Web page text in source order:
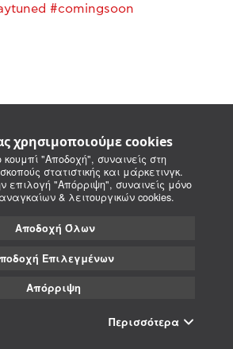
χρησιμοποιούμε cookies
κουμπί "Αποδοχή", συναινείς στη
στατιστικής και μάρκετινγκ.
επιλογή "Απόρριψη", συναινείς μόνο
& λειτουργικών cookies.
Αποδοχή Όλων
Επιλεγμένων
Απόρριψη
Περισσότερα
#comingsoon